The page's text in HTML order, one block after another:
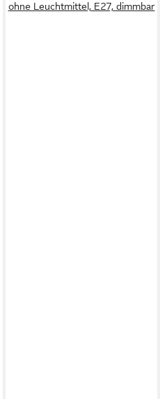
ohne Leuchtmittel, E27, dimmbar